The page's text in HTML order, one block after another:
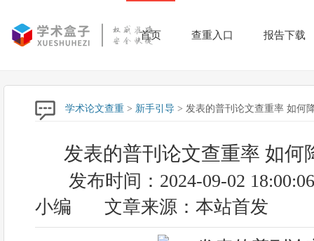
首页 查重入口 报告下载
学术论文查重 > 新手引导 > 发表的普刊论文查重率 如何
发表的普刊论文查重率 如何
发布时间：2024-09-02 18:00:06
小编
文章来源：本站首发